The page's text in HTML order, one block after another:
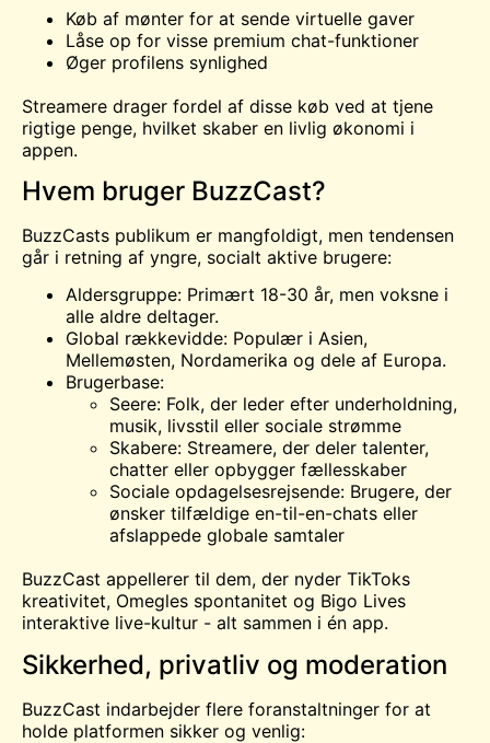
Køb af mønter for at sende virtuelle gaver
Låse op for visse premium chat-funktioner
Øger profilens synlighed
Streamere drager fordel af disse køb ved at tjene
rigtige penge, hvilket skaber en livlig økonomi i
appen.
Hvem bruger BuzzCast?
BuzzCasts publikum er mangfoldigt, men tendensen
går i retning af yngre, socialt aktive brugere:
Aldersgruppe: Primært 18-30 år, men voksne i
alle aldre deltager.
Global rækkevidde: Populær i Asien,
Mellemøsten, Nordamerika og dele af Europa.
Brugerbase:
Seere: Folk, der leder efter underholdning,
musik, livsstil eller sociale strømme
Skabere: Streamere, der deler talenter,
chatter eller opbygger fællesskaber
Sociale opdagelsesrejsende: Brugere, der
ønsker tilfældige en-til-en-chats eller
afslappede globale samtaler
BuzzCast appellerer til dem, der nyder TikToks
kreativitet, Omegles spontanitet og Bigo Lives
interaktive live-kultur - alt sammen i én app.
Sikkerhed, privatliv og moderation
BuzzCast indarbejder flere foranstaltninger for at
holde platformen sikker og venlig: